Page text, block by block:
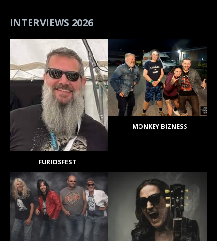
INTERVIEWS 2026
FURIOSFEST
MONKEY BIZNESS